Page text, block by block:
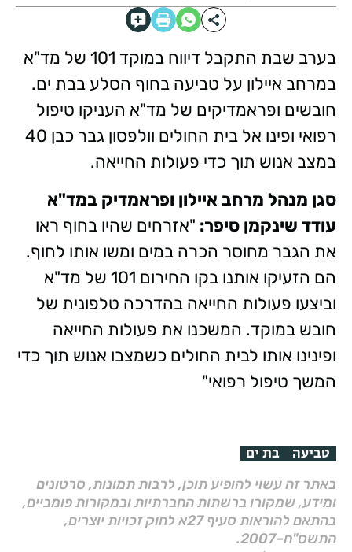
בערב שבת התקבל דיווח במוקד 101 של מד"א
במרחב איילון על טביעה בחוף הסלע בבת ים.
חובשים ופראמדיקים של מד"א העניקו טיפול
רפואי ופינו אל בית החולים וולפסון גבר כבן 40
במצב אנוש תוך כדי פעולות החייאה.
סגן מנהל מרחב איילון ופראמדיק במד"א
עודד שינקמן סיפר: "אזרחים שהיו בחוף ראו
את הגבר מחוסר הכרה במים ומשו אותו לחוף.
הם הזעיקו אותנו בקו החירום 101 של מד"א
וביצעו פעולות החייאה בהדרכה טלפונית של
חובש במוקד. המשכנו את פעולות החייאה
ופינינו אותו לבית החולים כשמצבו אנוש תוך כדי
המשך טיפול רפואי"
טביעה בת ים
באתר זה עשוי להופיע תוכן, לרבות תמונות, סרטונים
ומידע, שמקורו ברשתות החברתיות ובמקורות פומביים,
בהתאם להוראות סעיף 27א לחוק זכויות יוצרים,
התשס"ח–2007.